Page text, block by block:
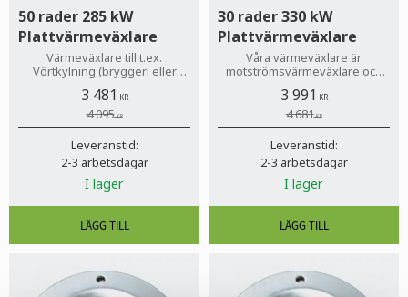
50 rader 285 kW
Plattvärmeväxlare
Värmeväxlare till t.ex.
Vörtkylning (bryggeri eller
teknik, Luftkonditionering,
Värmepumpar (luft-vatten)
(vatten-vatten)
3 481 KR
4 095KR
Leveranstid:
2-3 arbetsdagar
I lager
30 rader 330 kW
Plattvärmeväxlare
Våra värmeväxlare är
motströmsvärmeväxlare och
3 991 KR
4 681KR
Leveranstid:
2-3 arbetsdagar
I lager